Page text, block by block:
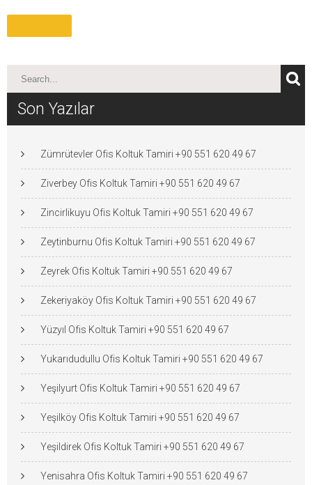
Son Yazılar
Zümrütevler Ofis Koltuk Tamiri +90 551 620 49 67
Ziverbey Ofis Koltuk Tamiri +90 551 620 49 67
Zincirlikuyu Ofis Koltuk Tamiri +90 551 620 49 67
Zeytinburnu Ofis Koltuk Tamiri +90 551 620 49 67
Zeyrek Ofis Koltuk Tamiri +90 551 620 49 67
Zekeriyaköy Ofis Koltuk Tamiri +90 551 620 49 67
Yüzyıl Ofis Koltuk Tamiri +90 551 620 49 67
Yukarıdudullu Ofis Koltuk Tamiri +90 551 620 49 67
Yeşilyurt Ofis Koltuk Tamiri +90 551 620 49 67
Yeşilköy Ofis Koltuk Tamiri +90 551 620 49 67
Yeşildirek Ofis Koltuk Tamiri +90 551 620 49 67
Yenisahra Ofis Koltuk Tamiri +90 551 620 49 67